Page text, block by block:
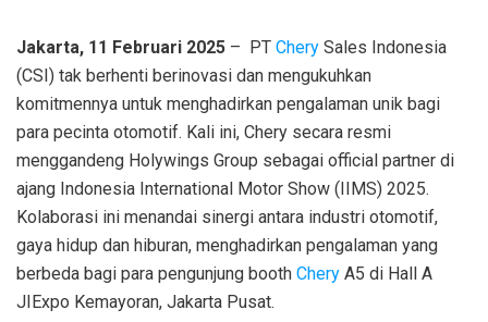
Jakarta, 11 Februari 2025 – PT Chery Sales Indonesia
(CSI) tak berhenti berinovasi dan mengukuhkan
komitmennya untuk menghadirkan pengalaman unik bagi
para pecinta otomotif. Kali ini, Chery secara resmi
menggandeng Holywings Group sebagai official partner di
ajang Indonesia International Motor Show (IIMS) 2025.
Kolaborasi ini menandai sinergi antara industri otomotif,
gaya hidup dan hiburan, menghadirkan pengalaman yang
berbeda bagi para pengunjung booth Chery A5 di Hall A
JIExpo Kemayoran, Jakarta Pusat.